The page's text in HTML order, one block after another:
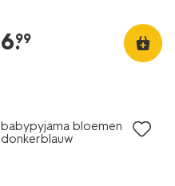
6.
99
babypyjama bloemen
donkerblauw